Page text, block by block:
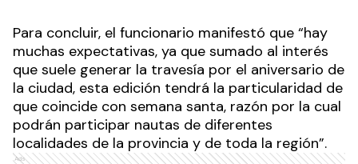
Para concluir, el funcionario manifestó que “hay
muchas expectativas, ya que sumado al interés
que suele generar la travesía por el aniversario de
la ciudad, esta edición tendrá la particularidad de
que coincide con semana santa, razón por la cual
podrán participar nautas de diferentes
localidades de la provincia y de toda la región”.
Ads